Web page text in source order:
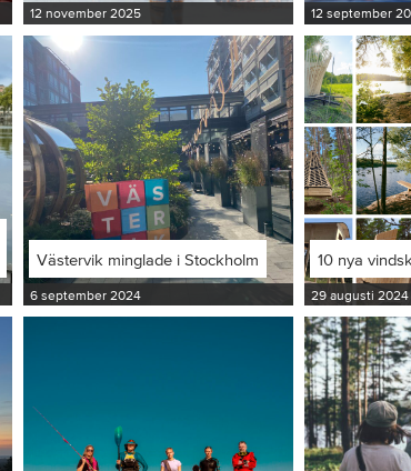
12 november 2025 12 september
Västervik minglade i Stockholm
6 september 2024
10 nya
29 augusti 2024